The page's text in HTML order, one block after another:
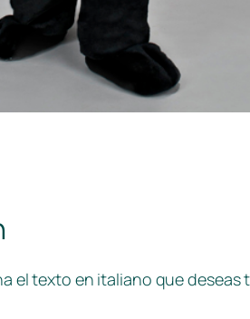
el texto en italiano que deseas